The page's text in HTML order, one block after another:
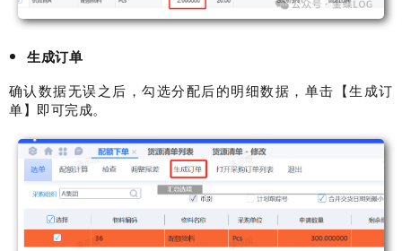
生成订单
确认数据无误之后，勾选分配后的明细数据，单击【生成订
单】即可完成。